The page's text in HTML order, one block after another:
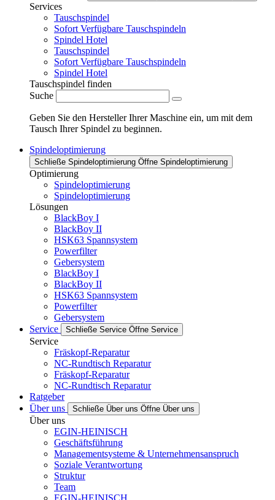
Services
Tauschspindel
Sofort Verfügbare Tauschspindeln
Spindel Hotel
Tauschspindel
Sofort Verfügbare Tauschspindeln
Spindel Hotel
Tauschspindel finden
Suche
Geben Sie den Hersteller Ihrer Maschine ein, um mit dem
Tausch Ihrer Spindel zu beginnen.
Spindeloptimierung
Schließe Spindeloptimierung Öffne Spindeloptimierung
Optimierung
Spindeloptimierung
Spindeloptimierung
Lösungen
BlackBoy I
BlackBoy II
HSK63 Spannsystem
Powerfilter
Gebersystem
BlackBoy I
BlackBoy II
HSK63 Spannsystem
Powerfilter
Gebersystem
Service
Schließe Service Öffne Service
Service
Fräskopf-Reparatur
NC-Rundtisch Reparatur
Fräskopf-Reparatur
NC-Rundtisch Reparatur
Ratgeber
Über uns
Schließe Über uns Öffne Über uns
Über uns
EGIN-HEINISCH
Geschäftsführung
Managementsysteme & Unternehmensanspruch
Soziale Verantwortung
Struktur
Team
EGIN-HEINISCH